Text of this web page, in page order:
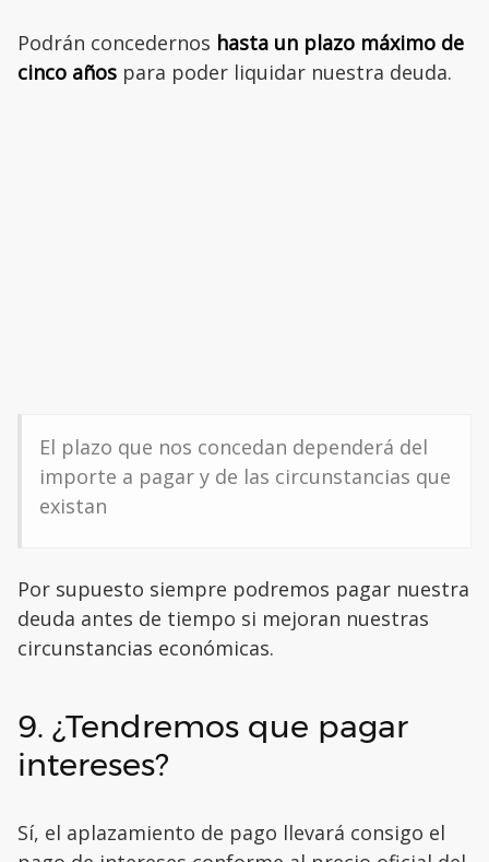
Podrán concedernos hasta un plazo máximo de
cinco años para poder liquidar nuestra deuda.
El plazo que nos concedan dependerá del
importe a pagar y de las circunstancias que
existan
Por supuesto siempre podremos pagar nuestra
deuda antes de tiempo si mejoran nuestras
circunstancias económicas.
9. ¿Tendremos que pagar
intereses?
Sí, el aplazamiento de pago llevará consigo el